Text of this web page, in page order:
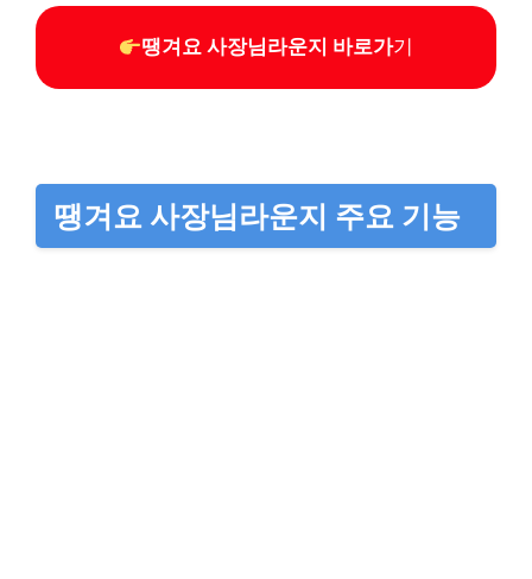
땡겨요 사장님라운지 바로가기
땡겨요 사장님라운지 주요 기능